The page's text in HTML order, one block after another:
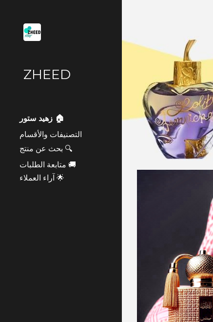
ZHEED
زهيد ستور 🏠
التصنيفات والأقسام
بحث عن منتج 🔍
متابعة الطلبات 🚚
آراء العملاء 🌟